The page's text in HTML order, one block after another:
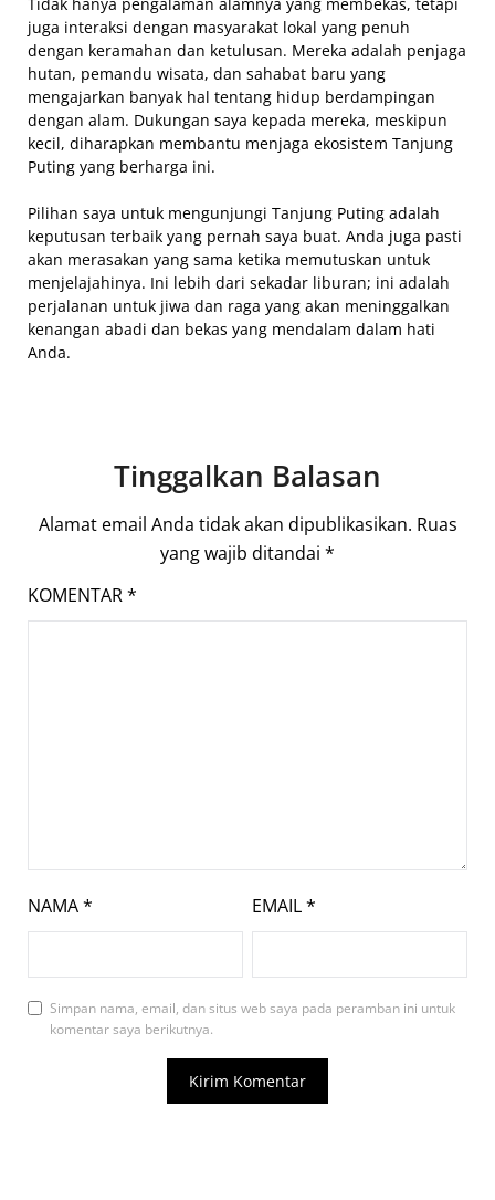
juga interaksi dengan masyarakat lokal yang penuh
dengan keramahan dan ketulusan. Mereka adalah penjaga
hutan, pemandu wisata, dan sahabat baru yang
mengajarkan banyak hal tentang hidup berdampingan
dengan alam. Dukungan saya kepada mereka, meskipun
kecil, diharapkan membantu menjaga ekosistem Tanjung
Puting yang berharga ini.
Pilihan saya untuk mengunjungi Tanjung Puting adalah
keputusan terbaik yang pernah saya buat. Anda juga pasti
akan merasakan yang sama ketika memutuskan untuk
menjelajahinya. Ini lebih dari sekadar liburan; ini adalah
perjalanan untuk jiwa dan raga yang akan meninggalkan
kenangan abadi dan bekas yang mendalam dalam hati
Anda.
Tinggalkan Balasan
Alamat email Anda tidak akan dipublikasikan. Ruas
yang wajib ditandai *
KOMENTAR*
NAMA* EMAIL*
Simpan nama, email, dan situs web saya pada peramban ini untuk
komentar saya berikutnya.